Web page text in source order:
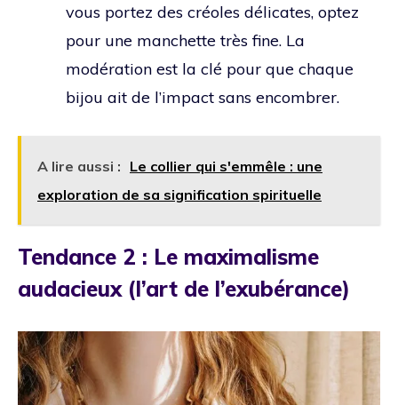
vous portez des créoles délicates, optez
pour une manchette très fine. La
modération est la clé pour que chaque
bijou ait de l’impact sans encombrer.
A lire aussi : Le collier qui s'emmêle : une
exploration de sa signification spirituelle
Tendance 2 : Le maximalisme
audacieux (l’art de l’exubérance)